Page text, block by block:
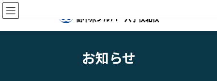
コ
ン
ン
ナ
ビ
ー
お知らせ